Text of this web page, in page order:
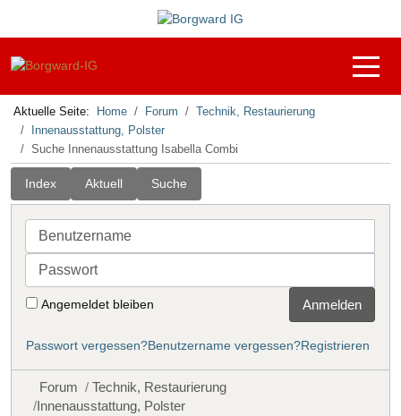
Off-
Aktuelle Seite: Home Forum
Technik, Restaurierung
Innenausstattung, Polster
Suche Innenausstattung Isabella Combi
Index Aktuell Suche
Benutzername
Passwort
Angemeldet bleiben Anmelden
Passwort vergessen?Benutzername vergessen?Registrieren
Forum
Technik, Restaurierung
Innenausstattung, Polster